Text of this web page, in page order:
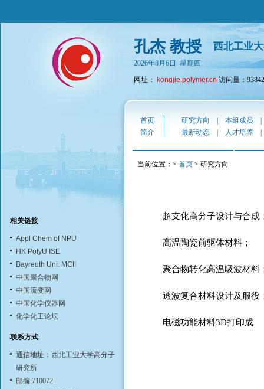
孔杰 教授 西北工业
2026年8月6日 星期四
网址：
kongjie.polymer.cn 访问量：
相关链接
Appl Chem of NPU
HK PolyU ISE
Bayreuth Uni. MCII
中国聚合物网
中国流变网
中国化学仪器网
化学化工论坛
联系方式
通信地址：西北工业大学高分子
研究所
邮编:710072
首页 研究方向 本组成员
简介
最新动态 人才培养
当前位置：> 首页 > 研究方向
超支化高分子设计与合成
高温陶瓷前驱体材料；
聚合物转化高温吸波材料
透波复合材料设计及服役
电磁功能材料3D打印成